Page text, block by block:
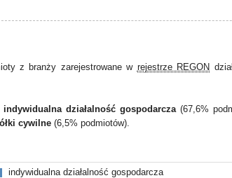
z branży zarejestrowane w rejestrze REGON
indywidualna działalność gospodarcza(67,6%
cywilne (6,5% podmiotów).
indywidualna działalność gospodarcza